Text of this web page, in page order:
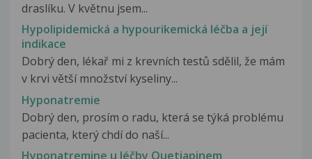
draslíku. V květnu jsem...
Hypolipidemická a hypourikemická léčba a její
indikace
Dobrý den, lékař mi z krevních testů sdělil, že mám
v krvi větší množství kyseliny...
Hyponatremie
Dobrý den, prosím o radu, která se týká problému
pacienta, který chdí do naší...
Hyponatremine u léčby Quetiapinem